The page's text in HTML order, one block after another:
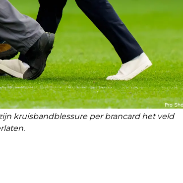
kruisbandblessure per brancard het veld